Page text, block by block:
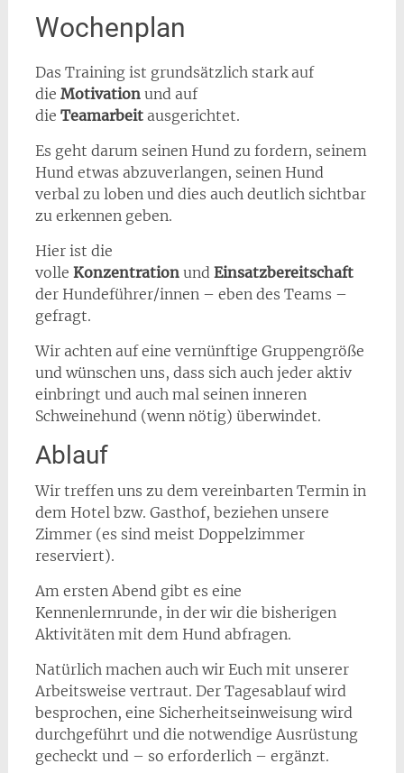
Wochenplan
Das Training ist grundsätzlich stark auf
die Motivationund auf
die Teamarbeitausgerichtet.
Es geht darum seinen Hund zu fordern, seinem
Hund etwas abzuverlangen, seinen Hund
verbal zu loben und dies auch deutlich sichtbar
zu erkennen geben.
Hier ist die
volle Konzentrationund Einsatzbereitschaft
der Hundeführer/innen – eben des Teams –
gefragt.
Wir achten auf eine vernünftige Gruppengröße
und wünschen uns, dass sich auch jeder aktiv
einbringt und auch mal seinen inneren
Schweinehund (wenn nötig) überwindet.
Ablauf
Wir treffen uns zu dem vereinbarten Termin in
dem Hotel bzw. Gasthof, beziehen unsere
Zimmer (es sind meist Doppelzimmer
reserviert).
Am ersten Abend gibt es eine
Kennenlernrunde, in der wir die bisherigen
Aktivitäten mit dem Hund abfragen.
Natürlich machen auch wir Euch mit unserer
Arbeitsweise vertraut. Der Tagesablauf wird
besprochen, eine Sicherheitseinweisung wird
durchgeführt und die notwendige Ausrüstung
gecheckt und – so erforderlich – ergänzt.